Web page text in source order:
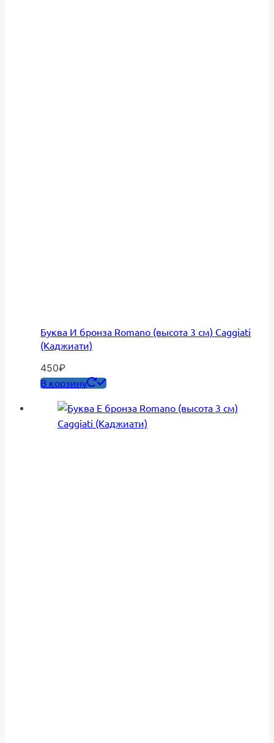
Буква И бронза Romano (высота 3 см) Caggiati
(Каджиати)
450₽
В корзину